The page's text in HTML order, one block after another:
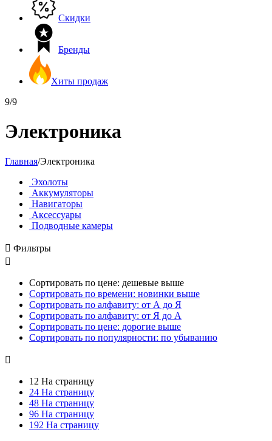
Скидки
Бренды
Хиты продаж
9/9
Электроника
Главная/Электроника
Эхолоты
Аккумуляторы
Навигаторы
Аксессуары
Подводные камеры
 Фильтры

Сортировать по цене: дешевые выше
Сортировать по времени: новинки выше
Сортировать по алфавиту: от А до Я
Сортировать по алфавиту: от Я до А
Сортировать по цене: дорогие выше
Сортировать по популярности: по убыванию

12 На страницу
24 На страницу
48 На страницу
96 На страницу
192 На страницу